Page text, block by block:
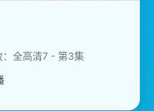
：全高清7 - 第3集